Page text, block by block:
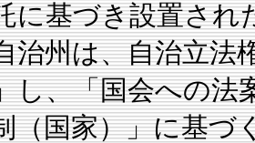
に基づき設置され
治州は、自治立法
し、「国会への法
（国家）」に基づ